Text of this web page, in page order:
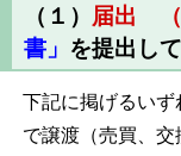
（１） 届出 （
書」 を提出し
下記に掲げるい
で譲渡（売買、